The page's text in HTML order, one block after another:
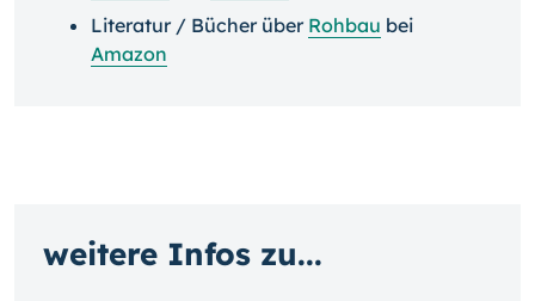
Literatur / Bücher über Rohbau bei
Amazon
weitere Infos zu...